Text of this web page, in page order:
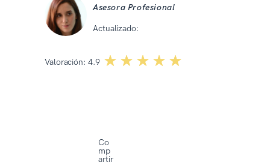
Asesora Profesional
Actualizado:
Valoración: 4.9 ☆☆☆☆☆
★★★★★
Co
mp
artir